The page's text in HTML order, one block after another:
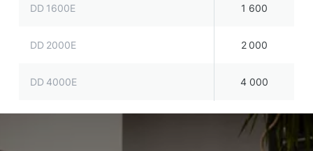
DD 1600E 1 600
DD 2000E 2 000
DD 4000E 4 000